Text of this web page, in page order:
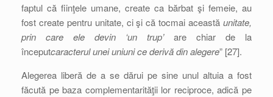
faptul că fiinţele umane, create ca bărbat şi femeie, au
fost create pentru unitate, ci şi că tocmai această unitate,
prin care ele devin ‘un trup’ are chiar de la
începutcaracterul unei uniuni ce derivă din alegere” [27].
Alegerea liberă de a se dărui pe sine unul altuia a fost
făcută pe baza complementarităţii lor reciproce, adică pe